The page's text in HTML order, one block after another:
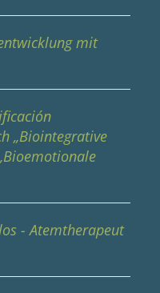
mit
„Biointegrative
- Atemtherapeut